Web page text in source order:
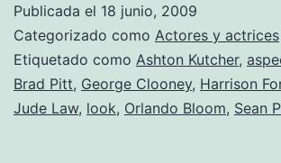
Publicada el 18 junio, 2009
Categorizado como Actores y actrices
Etiquetado como Ashton Kutcher,
Brad Pitt, George Clooney, Harrison
Jude Law, look, Orlando Bloom, Sean